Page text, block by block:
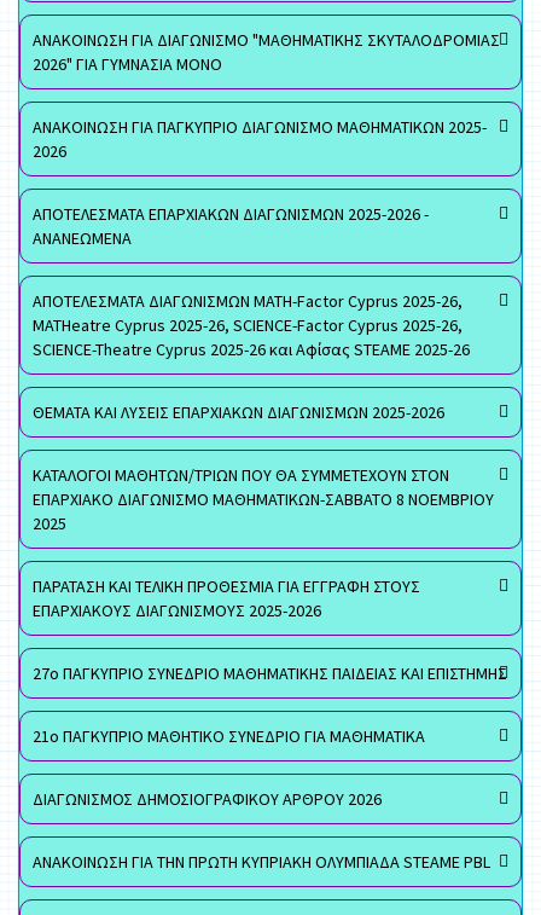
ΑΝΑΚΟΙΝΩΣΗ ΓΙΑ ΔΙΑΓΩΝΙΣΜΟ "ΜΑΘΗΜΑΤΙΚΗΣ ΣΚΥΤΑΛΟΔΡΟΜΙΑΣ
2026" ΓΙΑ ΓΥΜΝΑΣΙΑ ΜΟΝΟ
ΑΝΑΚΟΙΝΩΣΗ ΓΙΑ ΠΑΓΚΥΠΡΙΟ ΔΙΑΓΩΝΙΣΜΟ ΜΑΘΗΜΑΤΙΚΩΝ 2025-
2026
ΑΠΟΤΕΛΕΣΜΑΤΑ ΕΠΑΡΧΙΑΚΩΝ ΔΙΑΓΩΝΙΣΜΩΝ 2025-2026 -
ΑΝΑΝΕΩΜΕΝΑ
ΑΠΟΤΕΛΕΣΜΑΤΑ ΔΙΑΓΩΝΙΣΜΩΝ MATH-Factor Cyprus 2025-26,
MATHeatre Cyprus 2025-26, SCIENCE-Factor Cyprus 2025-26,
SCIENCE-Theatre Cyprus 2025-26 και Αφίσας STEAME 2025-26
ΘΕΜΑΤΑ ΚΑΙ ΛΥΣΕΙΣ ΕΠΑΡΧΙΑΚΩΝ ΔΙΑΓΩΝΙΣΜΩΝ 2025-2026
ΚΑΤΑΛΟΓΟΙ ΜΑΘΗΤΩΝ/ΤΡΙΩΝ ΠΟΥ ΘΑ ΣΥΜΜΕΤΕΧΟΥΝ ΣΤΟΝ
ΕΠΑΡΧΙΑΚΟ ΔΙΑΓΩΝΙΣΜΟ ΜΑΘΗΜΑΤΙΚΩΝ-ΣΑΒΒΑΤΟ 8 ΝΟΕΜΒΡΙΟΥ
2025
ΠΑΡΑΤΑΣΗ ΚΑΙ ΤΕΛΙΚΗ ΠΡΟΘΕΣΜΙΑ ΓΙΑ ΕΓΓΡΑΦΗ ΣΤΟΥΣ
ΕΠΑΡΧΙΑΚΟΥΣ ΔΙΑΓΩΝΙΣΜΟΥΣ 2025-2026
27ο ΠΑΓΚΥΠΡΙΟ ΣΥΝΕΔΡΙΟ ΜΑΘΗΜΑΤΙΚΗΣ ΠΑΙΔΕΙΑΣ ΚΑΙ ΕΠΙΣΤΗΜΗΣ
21ο ΠΑΓΚΥΠΡΙΟ ΜΑΘΗΤΙΚΟ ΣΥΝΕΔΡΙΟ ΓΙΑ ΜΑΘΗΜΑΤΙΚΑ
ΔΙΑΓΩΝΙΣΜΟΣ ΔΗΜΟΣΙΟΓΡΑΦΙΚΟΥ ΑΡΘΡΟΥ 2026
ΑΝΑΚΟΙΝΩΣΗ ΓΙΑ ΤΗΝ ΠΡΩΤΗ ΚΥΠΡΙΑΚΗ ΟΛΥΜΠΙΑΔΑ STEAME PBL